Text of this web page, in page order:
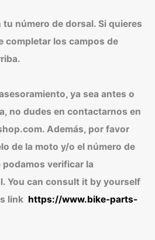
número de dorsal. Si quieres
completar los campos de
ya sea antes o
no dudes en contactarnos en
Además, por favor
de la moto y/o el número de
verificar la
You can consult it by yourself
link https://www.bike-parts-